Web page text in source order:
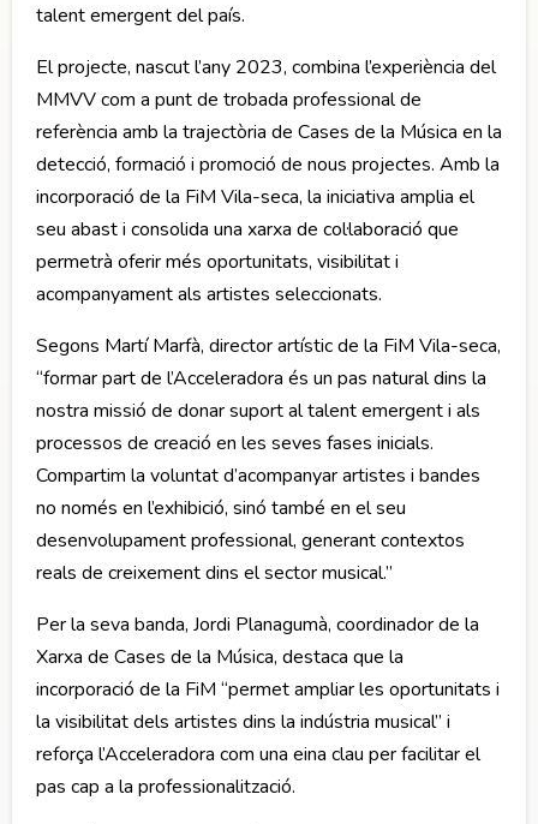
talent emergent del país.
El projecte, nascut l’any 2023, combina l’experiència del
MMVV com a punt de trobada professional de
referència amb la trajectòria de Cases de la Música en la
detecció, formació i promoció de nous projectes. Amb la
incorporació de la FiM Vila-seca, la iniciativa amplia el
seu abast i consolida una xarxa de col·laboració que
permetrà oferir més oportunitats, visibilitat i
acompanyament als artistes seleccionats.
Segons Martí Marfà, director artístic de la FiM Vila-seca,
“formar part de l’Acceleradora és un pas natural dins la
nostra missió de donar suport al talent emergent i als
processos de creació en les seves fases inicials.
Compartim la voluntat d’acompanyar artistes i bandes
no només en l’exhibició, sinó també en el seu
desenvolupament professional, generant contextos
reals de creixement dins el sector musical.”
Per la seva banda, Jordi Planagumà, coordinador de la
Xarxa de Cases de la Música, destaca que la
incorporació de la FiM “permet ampliar les oportunitats i
la visibilitat dels artistes dins la indústria musical” i
reforça l’Acceleradora com una eina clau per facilitar el
pas cap a la professionalització.